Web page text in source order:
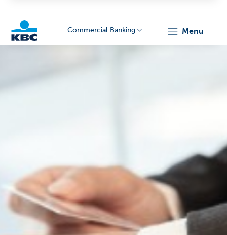
Commercial Banking menu